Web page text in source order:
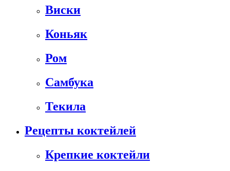
Виски
Коньяк
Ром
Самбука
Текила
Рецепты коктейлей
Крепкие коктейли